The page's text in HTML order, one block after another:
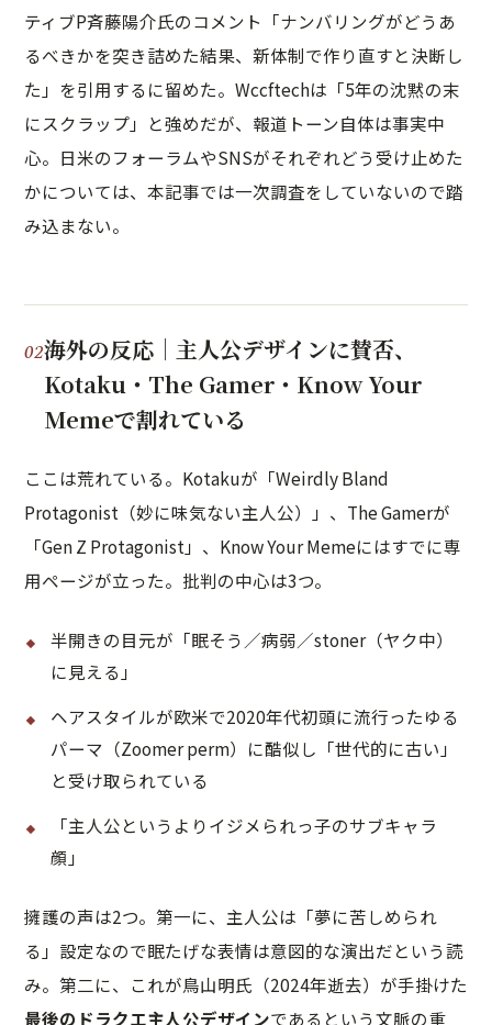
ティブP斉藤陽介氏のコメント「ナンバリングがどうあ
るべきかを突き詰めた結果、新体制で作り直すと決断し
た」を引用するに留めた。Wccftechは「5年の沈黙の末
にスクラップ」と強めだが、報道トーン自体は事実中
心。日米のフォーラムやSNSがそれぞれどう受け止めた
かについては、本記事では一次調査をしていないので踏
み込まない。
海外の反応｜主人公デザインに賛否、
Kotaku・The Gamer・Know Your
Memeで割れている
ここは荒れている。Kotakuが「Weirdly Bland
Protagonist（妙に味気ない主人公）」、The Gamerが
「Gen Z Protagonist」、Know Your Memeにはすでに専
用ページが立った。批判の中心は3つ。
半開きの目元が「眠そう／病弱／stoner（ヤク中）
に見える」
ヘアスタイルが欧米で2020年代初頭に流行ったゆる
パーマ（Zoomer perm）に酷似し「世代的に古い」
と受け取られている
「主人公というよりイジメられっ子のサブキャラ
顔」
擁護の声は2つ。第一に、主人公は「夢に苦しめられ
る」設定なので眠たげな表情は意図的な演出だという読
み。第二に、これが鳥山明氏（2024年逝去）が手掛けた
最後のドラクエ主人公デザインであるという文脈の重